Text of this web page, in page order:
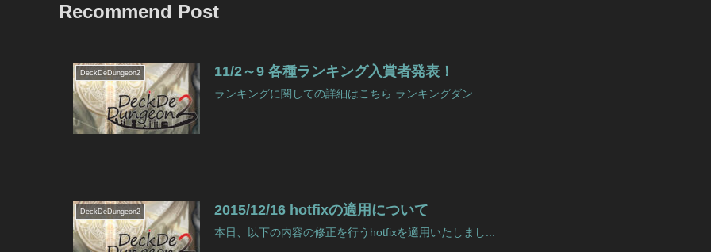
Recommend Post
DeckDeDungeon2 11/2～9 各種ランキング入賞者発表！
ランキングに関しての詳細はこちら ランキングダン...
DeckDeDungeon2 2015/12/16 hotfixの適用について
本日、以下の内容の修正を行うhotfixを適用いたしまし...